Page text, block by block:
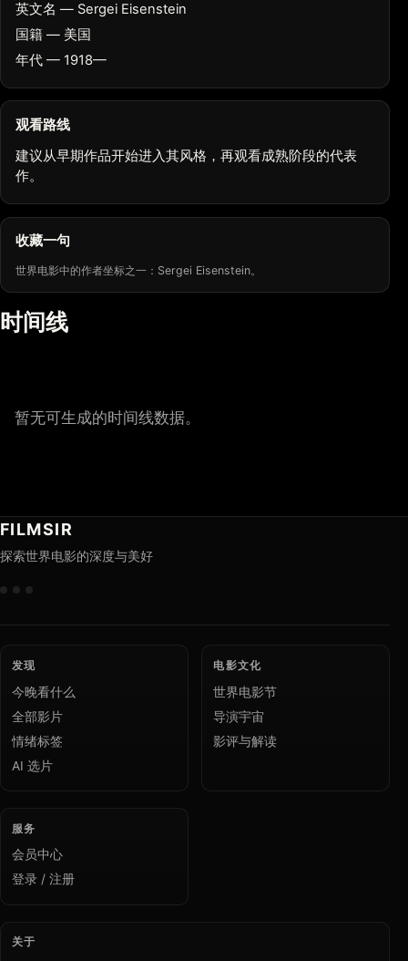
英文名 — Sergei Eisenstein
国籍 — 美国
年代 — 1918—
观看路线
建议从早期作品开始进入其风格，再观看成熟阶段的代表
作。
收藏一句
世界电影中的作者坐标之一：Sergei Eisenstein。
时间线
暂无可生成的时间线数据。
FILMSIR
探索世界电影的深度与美好
发现
今晚看什么
全部影片
情绪标签
AI 选片
电影文化
世界电影节
导演宇宙
影评与解读
服务
会员中心
登录 / 注册
关于